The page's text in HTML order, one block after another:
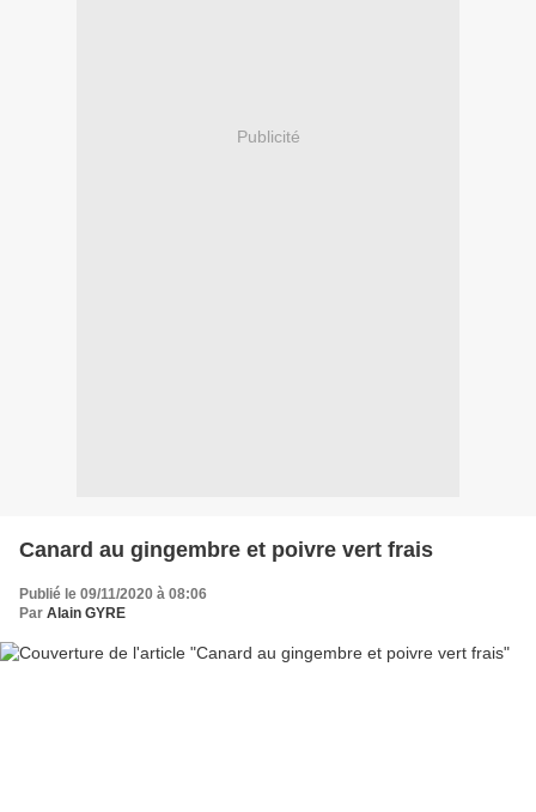
Publicité
Canard au gingembre et poivre vert frais
Publié le 09/11/2020 à 08:06
Par Alain GYRE